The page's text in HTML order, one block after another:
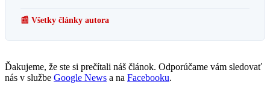
📰 Všetky články autora
Ďakujeme, že ste si prečítali náš článok. Odporúčame vám sledovať
nás v službe Google News a na Facebooku.